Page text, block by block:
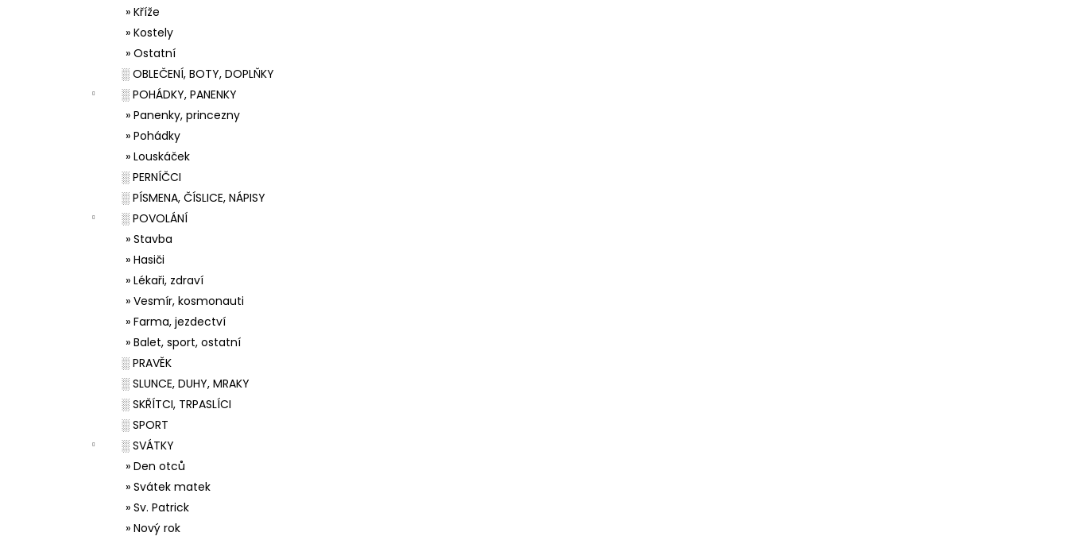
» Kříže
» Kostely
» Ostatní
░ OBLEČENÍ, BOTY, DOPLŇKY
░ POHÁDKY, PANENKY
» Panenky, princezny
» Pohádky
» Louskáček
░ PERNÍČCI
░ PÍSMENA, ČÍSLICE, NÁPISY
░ POVOLÁNÍ
» Stavba
» Hasiči
» Lékaři, zdraví
» Vesmír, kosmonauti
» Farma, jezdectví
» Balet, sport, ostatní
░ PRAVĚK
░ SLUNCE, DUHY, MRAKY
░ SKŘÍTCI, TRPASLÍCI
░ SPORT
░ SVÁTKY
» Den otců
» Svátek matek
» Sv. Patrick
» Nový rok